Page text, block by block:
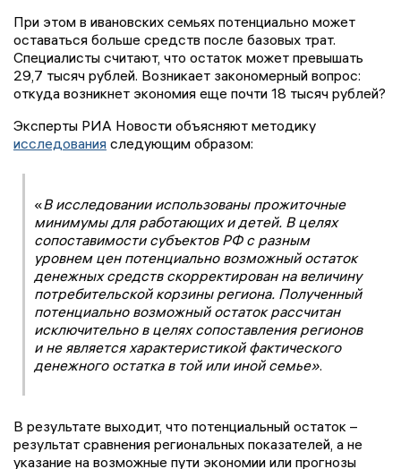
При этом в ивановских семьях потенциально может
оставаться больше средств после базовых трат.
Специалисты считают, что остаток может превышать
29,7 тысяч рублей. Возникает закономерный вопрос:
откуда возникнет экономия еще почти 18 тысяч рублей?
Эксперты РИА Новости объясняют методику
исследования следующим образом:
«В исследовании использованы прожиточные
минимумы для работающих и детей. В целях
сопоставимости субъектов РФ с разным
уровнем цен потенциально возможный остаток
денежных средств скорректирован на величину
потребительской корзины региона. Полученный
потенциально возможный остаток рассчитан
исключительно в целях сопоставления регионов
и не является характеристикой фактического
денежного остатка в той или иной семье».
В результате выходит, что потенциальный остаток –
результат сравнения региональных показателей, а не
указание на возможные пути экономии или прогнозы